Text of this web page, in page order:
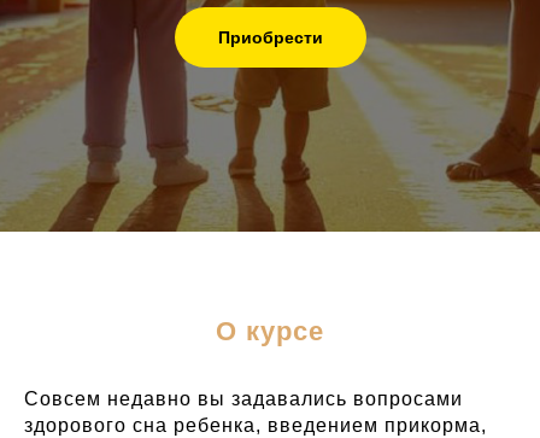
Приобрести
О курсе
Совсем недавно вы задавались вопросами
здорового сна ребенка, введением прикорма,